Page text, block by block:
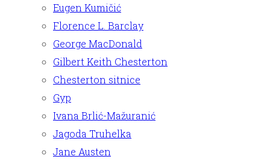
Eugen Kumičić
Florence L. Barclay
George MacDonald
Gilbert Keith Chesterton
Chesterton sitnice
Gyp
Ivana Brlić-Mažuranić
Jagoda Truhelka
Jane Austen